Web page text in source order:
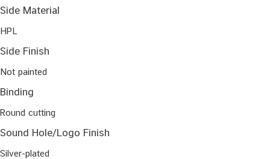
Side Material
HPL
Side Finish
Not painted
Binding
Round cutting
Sound Hole/Logo Finish
Silver-plated